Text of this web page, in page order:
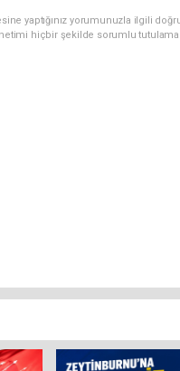
yaptığınız yorumunuzla ilgili
hiçbir şekilde sorumlu